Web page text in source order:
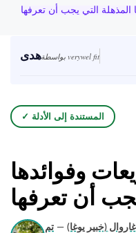
التي يجب أن تعرفها
هدى بواسطة verywel fit
✓ المستندة إلى الأدلة
وفوائدها
أن تعرفها
(خبير يوغا) — تم